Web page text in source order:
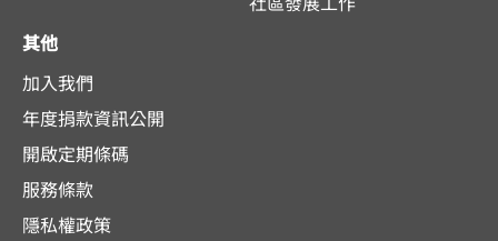
其他
加入我們
年度捐款資訊公開
開啟定期條碼
服務條款
隱私權政策